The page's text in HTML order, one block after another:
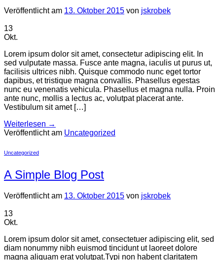
Veröffentlicht am 13. Oktober 2015 von jskrobek
13
Okt.
Lorem ipsum dolor sit amet, consectetur adipiscing elit. In
sed vulputate massa. Fusce ante magna, iaculis ut purus ut,
facilisis ultrices nibh. Quisque commodo nunc eget tortor
dapibus, et tristique magna convallis. Phasellus egestas
nunc eu venenatis vehicula. Phasellus et magna nulla. Proin
ante nunc, mollis a lectus ac, volutpat placerat ante.
Vestibulum sit amet […]
Weiterlesen →
Veröffentlicht am Uncategorized
Uncategorized
A Simple Blog Post
Veröffentlicht am 13. Oktober 2015 von jskrobek
13
Okt.
Lorem ipsum dolor sit amet, consectetuer adipiscing elit, sed
diam nonummy nibh euismod tincidunt ut laoreet dolore
magna aliquam erat volutpat.Typi non habent claritatem